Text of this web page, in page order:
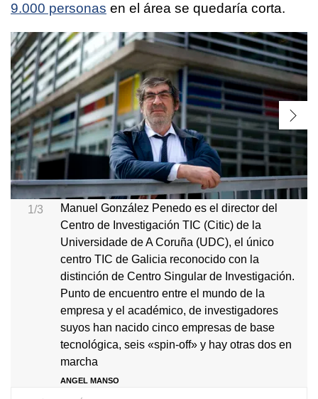
9.000 personas en el área se quedaría corta.
1/3
Manuel González Penedo es el director del
Centro de Investigación TIC (Citic) de la
Universidade de A Coruña (UDC), el único
centro TIC de Galicia reconocido con la
distinción de Centro Singular de Investigación.
Punto de encuentro entre el mundo de la
empresa y el académico, de investigadores
suyos han nacido cinco empresas de base
tecnológica, seis «spin-off» y hay otras dos en
marcha
ANGEL MANSO